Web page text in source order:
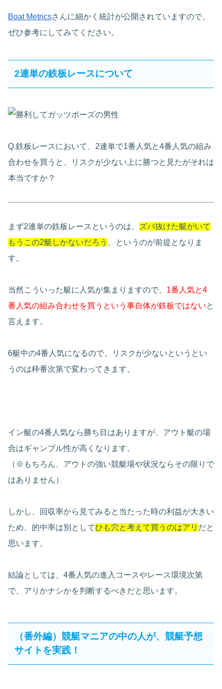
Boat Metricsさんに細かく統計が公開されていますので、
ぜひ参考にしてみてください。
2連単の鉄板レースについて
Q.鉄板レースにおいて、2連単で1番人気と4番人気の組み
合わせを買うと、リスクが少ない上に勝つと見たがそれは
本当ですか？
まず2連単の鉄板レースというのは、
ズバ抜けた艇がいて
もうこの2艇しかないだろう
、というのが前提となりま
す。
当然こういった艇に人気が集まりますので、 1番人気と4
番人気の組み合わせを買うという事自体が鉄板ではないと
言えます。
6艇中の4番人気になるので、リスクが少ないというとい
うのは枠番次第で変わってきます。
イン艇の4番人気なら勝ち目はありますが、アウト艇の場
合はギャンブル性が高くなります。
（※もちろん、アウトの強い競艇場や状況ならその限りで
はありません）
しかし、回収率から見てみると当たった時の利益が大きい
ため、的中率は別としてひも穴と考えて買うのはアリ だと
思います。
結論としては、4番人気の進入コースやレース環境次第
で、アリかナシかを判断するべきだと思います。
（番外編）競艇マニアの中の人が、競艇予想
サイトを実践！